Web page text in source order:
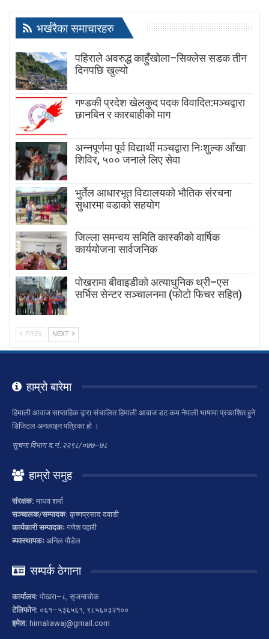
भर्खरैका समाचारहरु
पहिराले अवरुद्ध काहुँखोला–सिक्लेस सडक तीन
दिनपछि खुल्यो
गण्डकी प्रदेश खेलकुद पदक विवादित:मञ्चद्वारा
छानबिन र कारबाहीको माग
अन्नपूर्णमा पूर्व विद्यार्थी मञ्चद्वारा निःशुल्क आँखा
शिविर, ५०० जनाले लिए सेवा
भुर्तेल आधारभूत विद्यालयको भौतिक संरचना
सुधारमा वडाको सहयोग
जिल्ला समन्वय समिति कास्कीको वार्षिक
कार्ययोजना सार्वजनिक
पोखरामा बीवाइडीको अत्याधुनिक थ्री–एस
सर्भिस सेन्टर सञ्चालनमा (फोटो फिचर सहित)
PREV NEXT
हाम्रो बारेमा
हिमाली आवाज साप्ताहिक द्वारा संचालित हिमाली आवाज डट कम नेपाली भाषामा प्रकाशित हुने
डिजिटल अनलाइन पत्रिका हो ।
सूचना विभाग द.नं.:२२९८/०७७–७८
हाम्रो समुह
संरक्षक: माधव शर्मा
सञ्चालक/सम्पादक: कृष्णप्रसाद दवाडी
कार्यकारी सम्पादकः गणेश पहारी
ब्यवस्थापकः अनिल पौडेल
सम्पर्क ठेगाना
कार्यालय: पोखरा–८, सृजनाचोक
टेलिफोन: ०६१–५३६५६१, ९८५६०३२१००
इमेल: himaliawaj@gmail.com